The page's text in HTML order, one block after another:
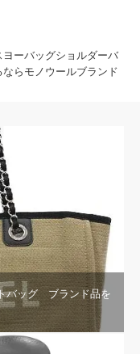
ーバッグショルダーバ
らモノウールブランド
バッグ ブランド品を